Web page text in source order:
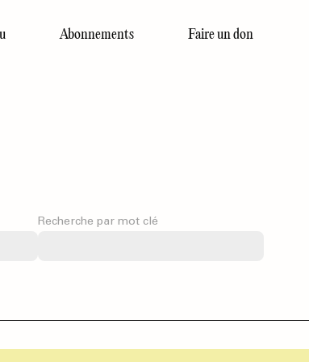
Abonnements Faire un don
Recherche par mot clé